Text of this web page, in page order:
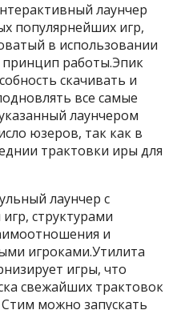
лаунчер
популярнейших игр,
в использовании
работы.Эпик
скачивать и
все самые
лаунчером
юзеров, так как в
трактовки иры для
лаунчер с
структурами
и
игроками.Утилита
игры, что
свежайших трактовок
можно запускать